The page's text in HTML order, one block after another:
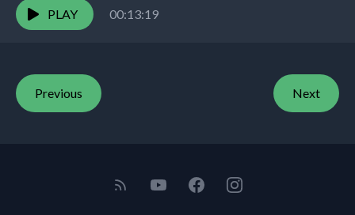
nagrania głosu...
PLAY 00:13:19
Previous Next